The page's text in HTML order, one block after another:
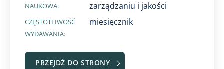
NAUKOWA:
zarządzaniu i jakości
CZĘSTOTLIWOŚĆ
WYDAWANIA:
miesięcznik​
PRZEJDŹ DO STRONY